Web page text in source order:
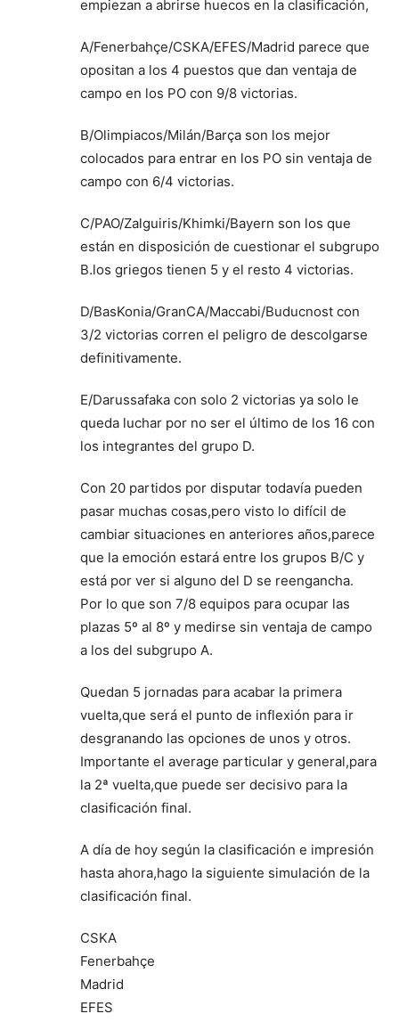
empiezan a abrirse huecos en la clasificación,
A/Fenerbahçe/CSKA/EFES/Madrid parece que
opositan a los 4 puestos que dan ventaja de
campo en los PO con 9/8 victorias.
B/Olimpiacos/Milán/Barça son los mejor
colocados para entrar en los PO sin ventaja de
campo con 6/4 victorias.
C/PAO/Zalguiris/Khimki/Bayern son los que
están en disposición de cuestionar el subgrupo
B.los griegos tienen 5 y el resto 4 victorias.
D/BasKonia/GranCA/Maccabi/Buducnost con
3/2 victorias corren el peligro de descolgarse
definitivamente.
E/Darussafaka con solo 2 victorias ya solo le
queda luchar por no ser el último de los 16 con
los integrantes del grupo D.
Con 20 partidos por disputar todavía pueden
pasar muchas cosas,pero visto lo difícil de
cambiar situaciones en anteriores años,parece
que la emoción estará entre los grupos B/C y
está por ver si alguno del D se reengancha.
Por lo que son 7/8 equipos para ocupar las
plazas 5º al 8º y medirse sin ventaja de campo
a los del subgrupo A.
Quedan 5 jornadas para acabar la primera
vuelta,que será el punto de inflexión para ir
desgranando las opciones de unos y otros.
Importante el average particular y general,para
la 2ª vuelta,que puede ser decisivo para la
clasificación final.
A día de hoy según la clasificación e impresión
hasta ahora,hago la siguiente simulación de la
clasificación final.
CSKA
Fenerbahçe
Madrid
EFES